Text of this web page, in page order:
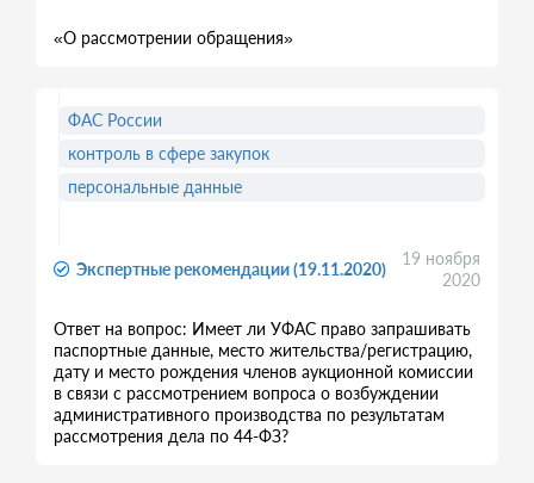
«О рассмотрении обращения»
Экспертные рекомендации (19.11.2020)
19 ноября
2020
Ответ на вопрос: Имеет ли УФАС право запрашивать
паспортные данные, место жительства/регистрацию,
дату и место рождения членов аукционной комиссии
в связи с рассмотрением вопроса о возбуждении
административного производства по результатам
рассмотрения дела по 44-ФЗ?
ФАС России
контроль в сфере закупок
персональные данные